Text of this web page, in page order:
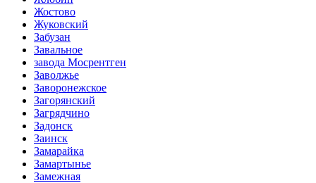
Жостово
Жуковский
Забузан
Завальное
завода Мосрентген
Заволжье
Заворонежское
Загорянский
Загрядчино
Задонск
Заинск
Замарайка
Замартынье
Замежная